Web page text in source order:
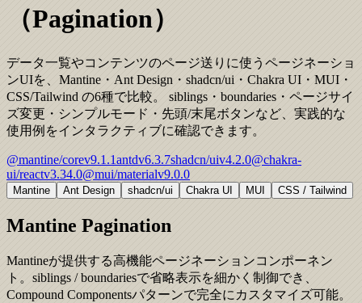
（Pagination）
データ一覧やコンテンツのページ送りに使うページネーショ
ンUIを、Mantine・Ant Design・shadcn/ui・Chakra UI・MUI・
CSS/Tailwind の6種で比較。 siblings・boundaries・ページサイ
ズ変更・シンプルモード・先頭/末尾ボタンなど、実践的な
使用例をインタラクティブに確認できます。
@mantine/corev9.1.1antdv6.3.7shadcn/uiv4.2.0@chakra-
ui/reactv3.34.0@mui/materialv9.0.0
Mantine Ant Design shadcn/ui Chakra UI MUI CSS / Tailwind
Mantine Pagination
Mantineが提供する高機能ページネーションコンポーネン
ト。siblings / boundariesで省略表示を細かく制御でき、
Compound Componentsパターンで完全にカスタマイズ可能。